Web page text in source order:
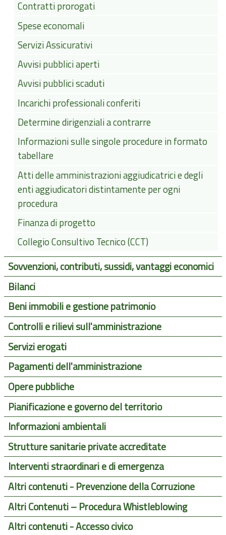
Contratti prorogati
Spese economali
Servizi Assicurativi
Avvisi pubblici aperti
Avvisi pubblici scaduti
Incarichi professionali conferiti
Determine dirigenziali a contrarre
Informazioni sulle singole procedure in formato
tabellare
Atti delle amministrazioni aggiudicatrici e degli
enti aggiudicatori distintamente per ogni
procedura
Finanza di progetto
Collegio Consultivo Tecnico (CCT)
Sovvenzioni, contributi, sussidi, vantaggi economici
Bilanci
Beni immobili e gestione patrimonio
Controlli e rilievi sull'amministrazione
Servizi erogati
Pagamenti dell'amministrazione
Opere pubbliche
Pianificazione e governo del territorio
Informazioni ambientali
Strutture sanitarie private accreditate
Interventi straordinari e di emergenza
Altri contenuti - Prevenzione della Corruzione
Altri Contenuti – Procedura Whistleblowing
Altri contenuti - Accesso civico